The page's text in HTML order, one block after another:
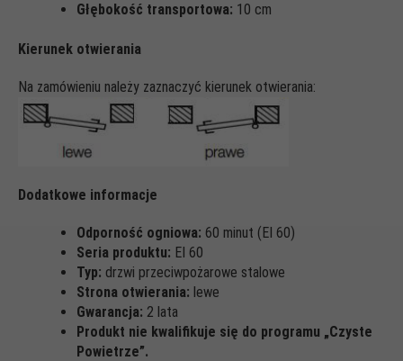
Głębokość transportowa: 10 cm
Kierunek otwierania
Na zamówieniu należy zaznaczyć kierunek otwierania:
Dodatkowe informacje
Odporność ogniowa: 60 minut (EI 60)
Seria produktu: EI 60
Typ: drzwi przeciwpożarowe stalowe
Strona otwierania: lewe
Gwarancja: 2 lata
Produkt nie kwalifikuje się do programu „Czyste
Powietrze”.